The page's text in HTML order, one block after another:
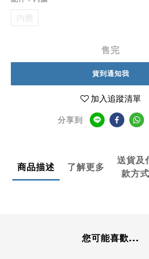
内膽
售完
貨到通知我
加入追蹤清單
分享到
商品描述 了解更多
送貨及
款方式
您可能喜歡...